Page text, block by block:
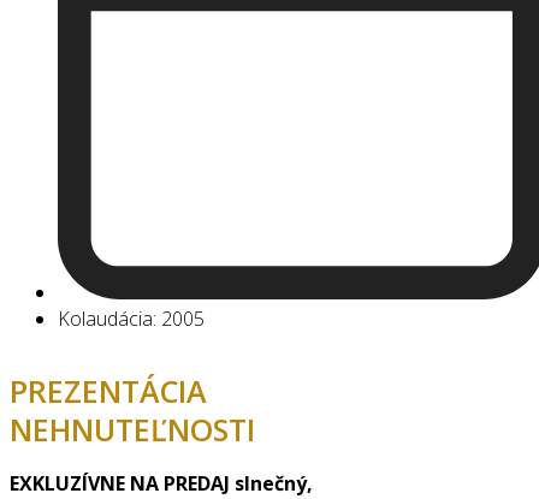
Kolaudácia: 2005
PREZENTÁCIA
NEHNUTEĽNOSTI
EXKLUZÍVNE NA PREDAJ slnečný,